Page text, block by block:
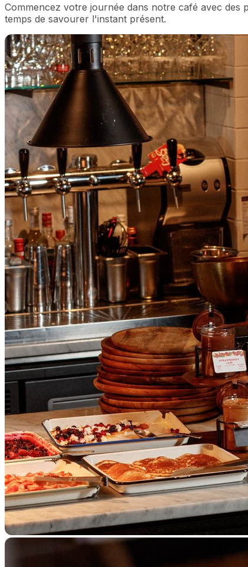
Commencez votre journée dans notre café avec des
temps de savourer l'instant présent.